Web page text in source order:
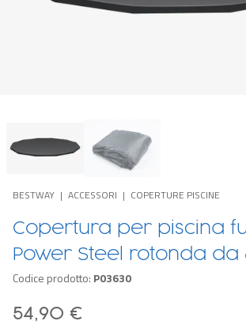
BESTWAY ACCESSORI COPERTURE PISCINE
Copertura per piscina
Power Steel rotonda da
Codice prodotto: P03630
54,90 €